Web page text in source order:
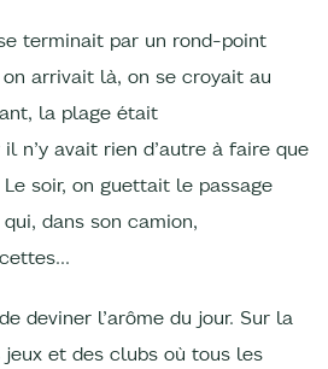
terminait par un rond-point
arrivait là, on se croyait au
la plage était
n’y avait rien d’autre à faire que
soir, on guettait le passage
dans son camion,
deviner l’arôme du jour. Sur la
et des clubs où tous les